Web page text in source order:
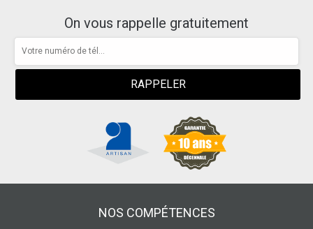
On vous rappelle gratuitement
NOS COMPÉTENCES